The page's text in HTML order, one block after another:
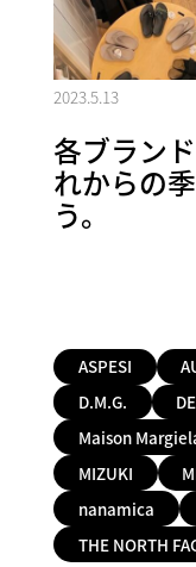
2023.5.13
各ブラン
れからの
う。
ASPESI
D.M.G.
Maison
MIZUKI
nanamica
THE NORTH